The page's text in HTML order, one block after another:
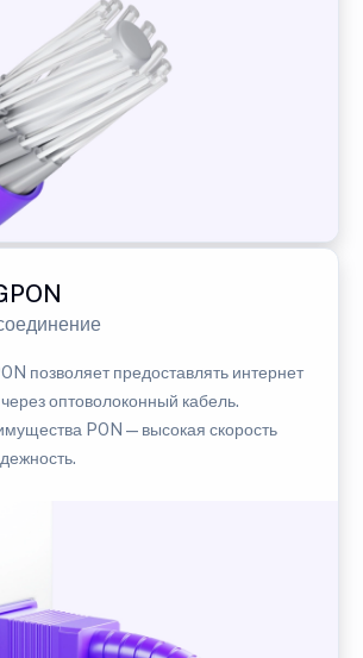
позволяет предоставлять интернет
оптоволоконный кабель.
PON — высокая скорость